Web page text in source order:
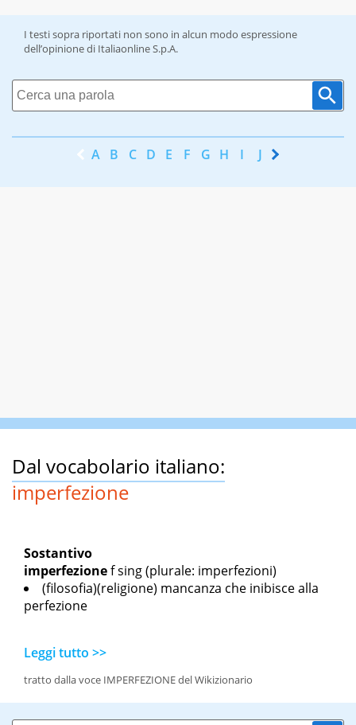
I testi sopra riportati non sono in alcun modo espressione
dell’opinione di Italiaonline S.p.A.
A B C D E F G H I J K
Dal vocabolario italiano:
imperfezione
Sostantivo
imperfezionef sing(plurale: imperfezioni)
(filosofia)(religione) mancanza che inibisce alla
perfezione
Leggi tutto >>
tratto dalla voce IMPERFEZIONE del Wikizionario